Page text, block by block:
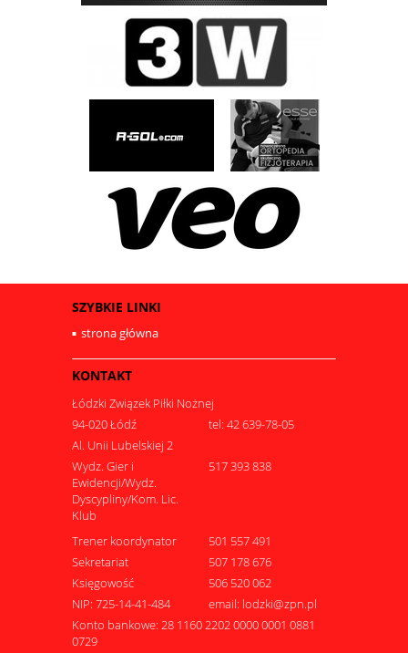
SZYBKIE LINKI
strona główna
KONTAKT
Łódzki Związek Piłki Nożnej
94-020 Łódź
tel: 42 639-78-05
Al. Unii Lubelskiej 2
Wydz. Gier i
Ewidencji/Wydz.
Dyscypliny/Kom. Lic.
Klub
517 393 838
Trener koordynator
501 557 491
Sekretariat
507 178 676
Księgowość
506 520 062
NIP: 725-14-41-484
email: lodzki@zpn.pl
Konto bankowe: 28 1160 2202 0000 0001 0881
0729